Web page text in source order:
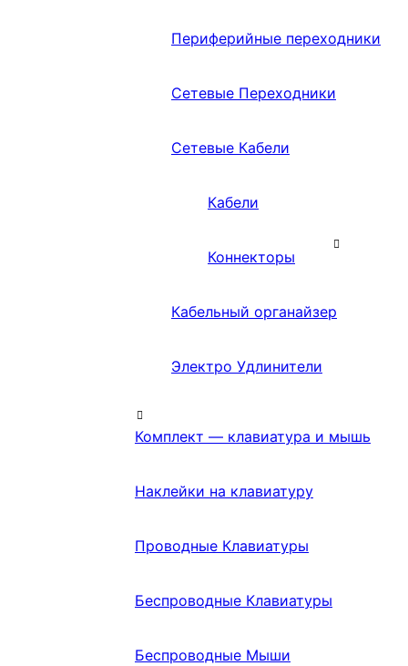
Периферийные переходники
Сетевые Переходники
Сетевые Кабели
Кабели
Коннекторы
Кабельный органайзер
Электро Удлинители
Комплект — клавиатура и мышь
Наклейки на клавиатуру
Проводные Клавиатуры
Беспроводные Клавиатуры
Беспроводные Мыши